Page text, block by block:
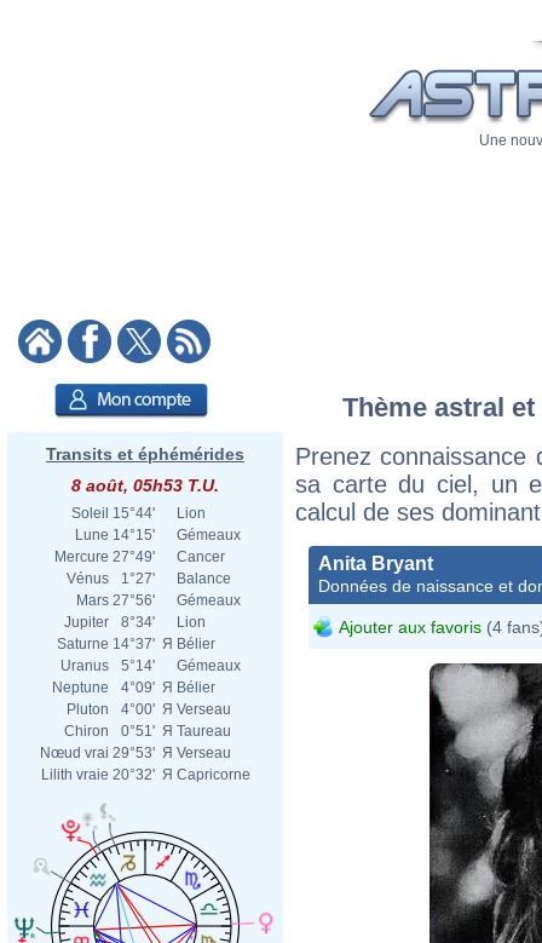
Une
Transits et éphémérides
8 août, 05h53 T.U.
Soleil 15°44'
Lion
Lune 14°15'
Gémeaux
Mercure 27°49'
Cancer
Vénus
1°27'
Balance
Mars 27°56'
Gémeaux
Jupiter
8°34'
Lion
Saturne 14°37' Я Bélier
Uranus
5°14'
Gémeaux
Neptune
4°09' Я Bélier
Pluton
4°00' Я Verseau
Chiron
0°51' Я Taureau
Nœud vrai 29°53' Я Verseau
Lilith vraie 20°32' Я Capricorne
Thème astral
Prenez connaissance
sa carte du ciel, un
calcul de ses
Anita Bryant
Données de naissance et
Ajouter aux favoris (4